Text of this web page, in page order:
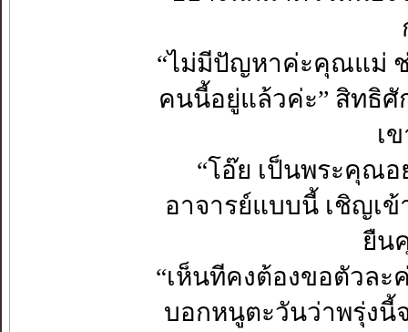
“ไม่มีปัญหาค่ะคุณแม่ ช่
คนนี้อยู่แล้วค่ะ” สิทธิศั
เ
“โอ๊ย เป็นพระคุณ
อาจารย์แบบนี้ เชิญเ
ยืน
“เห็นทีคงต้องขอตัวล
บอกหนูตะวันว่าพรุ่งนี้